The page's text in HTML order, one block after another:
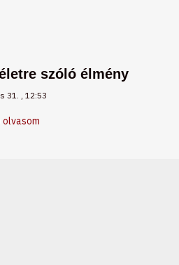
szóló élmény
31. 12:53
olvasom